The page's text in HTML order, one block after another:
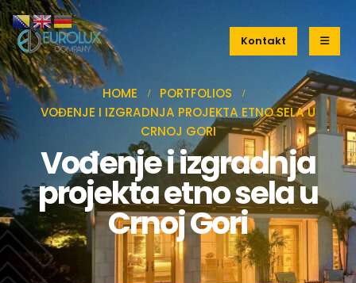
Kontakt
HOME
PORTFOLIOS
VOĐENJE I IZGRADNJA PROJEKTA ETNO SELA U
CRNOJ GORI
Vođenje i izgradnja
projekta etno sela u
Crnoj Gori